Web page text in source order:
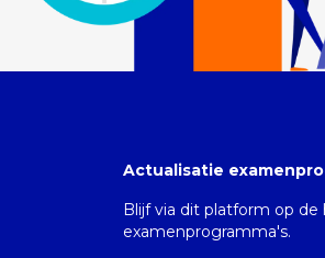
Actualisatie
Blijf via dit platform op
examenprogramma's.